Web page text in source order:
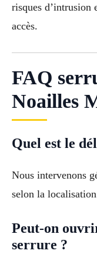
risques d’intrusion
accès.
FAQ
Noailles
Quel est le
Nous intervenons
selon la
Peut-on
serrure ?